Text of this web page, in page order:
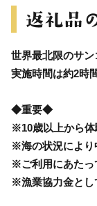
世界最北限のサン
実施時間は約2時
◆重要◆
※10歳以上から
※海の状況により
※ご利用にあたっ
※漁業協力金とし